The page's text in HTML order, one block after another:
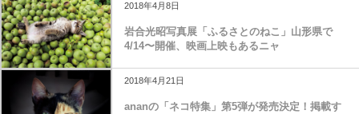
2018年4月8日
岩合光昭写真展「ふるさとのねこ」山形県で
4/14〜開催、映画上映もあるニャ
2018年4月21日
ananの「ネコ特集」第5弾が発売決定！掲載す